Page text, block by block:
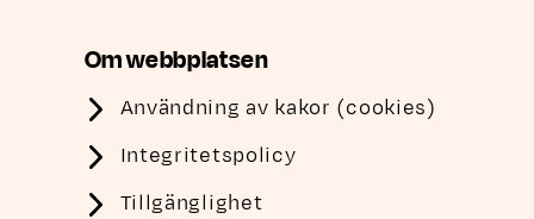
Om webbplatsen
Användning av kakor (cookies)
Integritetspolicy
Tillgänglighet